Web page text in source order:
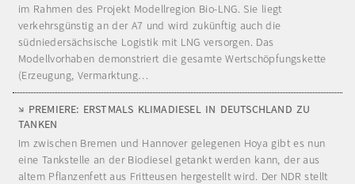
im Rahmen des Projekt Modellregion Bio-LNG. Sie liegt
verkehrsgünstig an der A7 und wird zukünftig auch die
südniedersächsische Logistik mit LNG versorgen. Das
Modellvorhaben demonstriert die gesamte Wertschöpfungskette
(Erzeugung, Vermarktung…
PREMIERE: ERSTMALS KLIMADIESEL IN DEUTSCHLAND ZU
TANKEN
Im zwischen Bremen und Hannover gelegenen Hoya gibt es nun
eine Tankstelle an der Biodiesel getankt werden kann, der aus
altem Pflanzenfett aus Fritteusen hergestellt wird. Der NDR stellt